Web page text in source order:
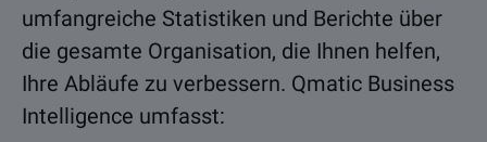
umfangreiche Statistiken und Berichte über
die gesamte Organisation, die Ihnen helfen,
Ihre Abläufe zu verbessern. Qmatic Business
Intelligence umfasst: